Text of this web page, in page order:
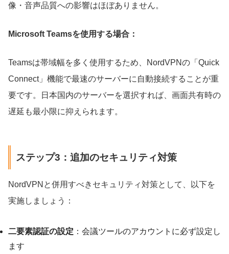
像・音声品質への影響はほぼありません。
Microsoft Teamsを使用する場合：
Teamsは帯域幅を多く使用するため、NordVPNの「Quick
Connect」機能で最速のサーバーに自動接続することが重
要です。日本国内のサーバーを選択すれば、画面共有時の
遅延も最小限に抑えられます。
ステップ3：追加のセキュリティ対策
NordVPNと併用すべきセキュリティ対策として、以下を
実施しましょう：
二要素認証の設定 ：会議ツールのアカウントに必ず設定し
ます